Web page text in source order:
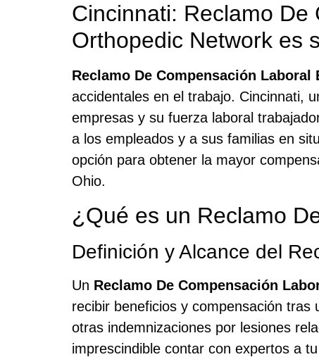
Cincinnati: Reclamo
Orthopedic Network es
Reclamo De Compensación Laboral
accidentales en el trabajo. Cincinnati,
empresas y su fuerza laboral
a los empleados y a sus familias en
opción para obtener la mayor
Ohio.
¿Qué es un Reclamo
Definición y Alcance del
Un Reclamo De Compensación
recibir beneficios y compensación
otras indemnizaciones por lesiones
imprescindible contar con expertos a